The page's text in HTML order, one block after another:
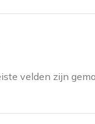
velden zijn